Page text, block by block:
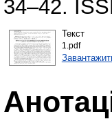
34–42.
Текст
1.pdf